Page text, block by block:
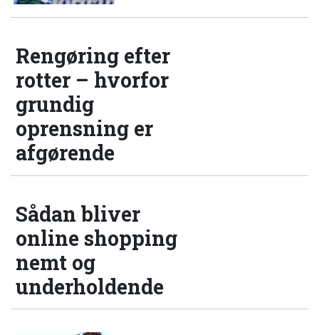
Rengøring efter
rotter – hvorfor
grundig
oprensning er
afgørende
Sådan bliver
online shopping
nemt og
underholdende